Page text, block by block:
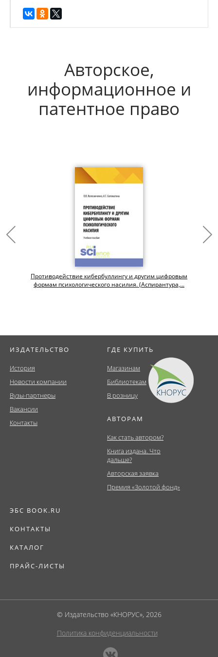
Авторское,
информационное и
патентное право
Противодействие кибербуллингу и другим цифровым
формам психологического насилия. (Аспирантура,...
ИЗДАТЕЛЬСТВО
История
Новости компании
Вузы-партнеры
Вакансии
Контакты
ГДЕ КУПИТЬ
Магазинам
Библиотекам
В розницу
АВТОРАМ
Как стать автором?
Книга издана. Что
дальше?
Авторская заявка
Премия «Золотой фонд»
ЭБС BOOK.RU
КОНТАКТЫ
КАТАЛОГ
ПРАЙС-ЛИСТЫ
© Издательство «КНОРУС», 2026
Политика конфиденциальности